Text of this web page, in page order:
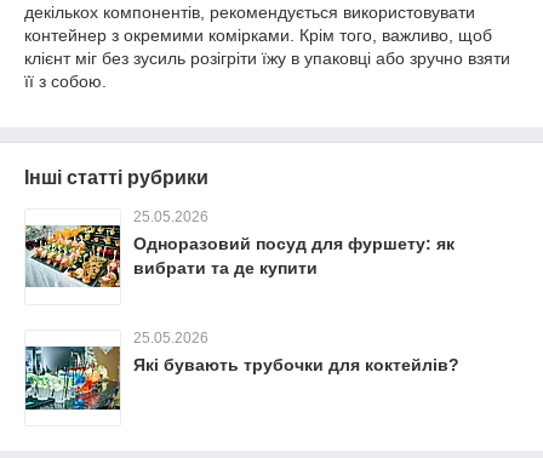
декількох компонентів, рекомендується використовувати
контейнер з окремими комірками. Крім того, важливо, щоб
клієнт міг без зусиль розігріти їжу в упаковці або зручно взяти
її з собою.
Інші статті рубрики
25.05.2026
Одноразовий посуд для фуршету: як
вибрати та де купити
25.05.2026
Які бувають трубочки для коктейлів?